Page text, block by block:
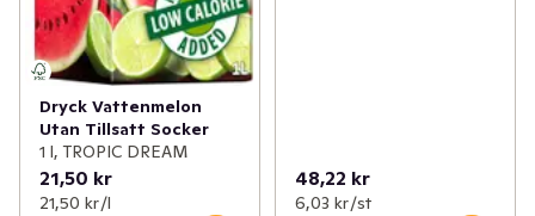
Dryck Vattenmelon
Utan Tillsatt Socker
1 l, TROPIC DREAM
21,50 kr
21,50 kr /l
48,22 kr
6,03 kr /st